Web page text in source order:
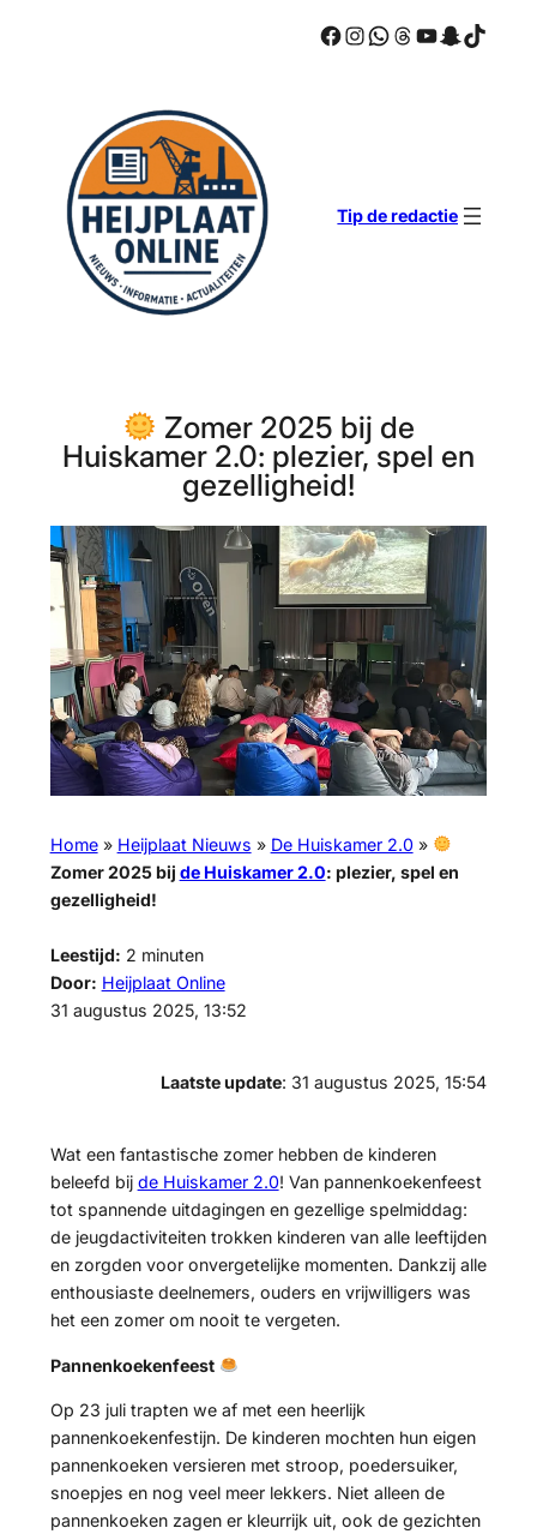
Facebook
Instagram
WhatsApp
Threads
YouTube
TikTok
Tip de redactie
Zomer 2025 bij de
Huiskamer 2.0: plezier, spel en
gezelligheid!
Home» Heijplaat Nieuws » De Huiskamer 2.0»
Zomer 2025 bij de Huiskamer 2.0: plezier, spel en
gezelligheid!
Leestijd: 2 minuten
Door: Heijplaat Online
31 augustus 2025, 13:52
Laatste update: 31 augustus 2025, 15:54
Wat een fantastische zomer hebben de kinderen
beleefd bij de Huiskamer 2.0! Van pannenkoekenfeest
tot spannende uitdagingen en gezellige spelmiddag:
de jeugdactiviteiten trokken kinderen van alle leeftijden
en zorgden voor onvergetelijke momenten. Dankzij alle
enthousiaste deelnemers, ouders en vrijwilligers was
het een zomer om nooit te vergeten.
Pannenkoekenfeest
Op 23 juli trapten we af met een heerlijk
pannenkoekenfestijn. De kinderen mochten hun eigen
pannenkoeken versieren met stroop, poedersuiker,
snoepjes en nog veel meer lekkers. Niet alleen de
pannenkoeken zagen er kleurrijk uit, ook de gezichten